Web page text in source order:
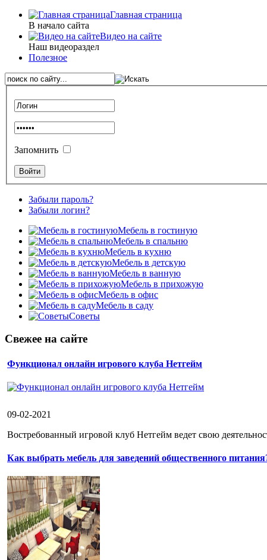
Главная страница
В начало сайта
Видео на сайте
Наш видеораздел
Полезное
Запомнить
Забыли пароль?
Забыли логин?
Мебель в гостиную
Мебель в спальню
Мебель в кухню
Мебель в детскую
Мебель в ванную
Мебель в прихожую
Мебель в офис
Мебель в саду
Советы
Свежее на сайте
Функционал онлайн игрового клуба Нетгейм
09-02-2021
Востребованный игровой клуб Нетгейм ведет свою
Как выбрать мебель для заведений общественного